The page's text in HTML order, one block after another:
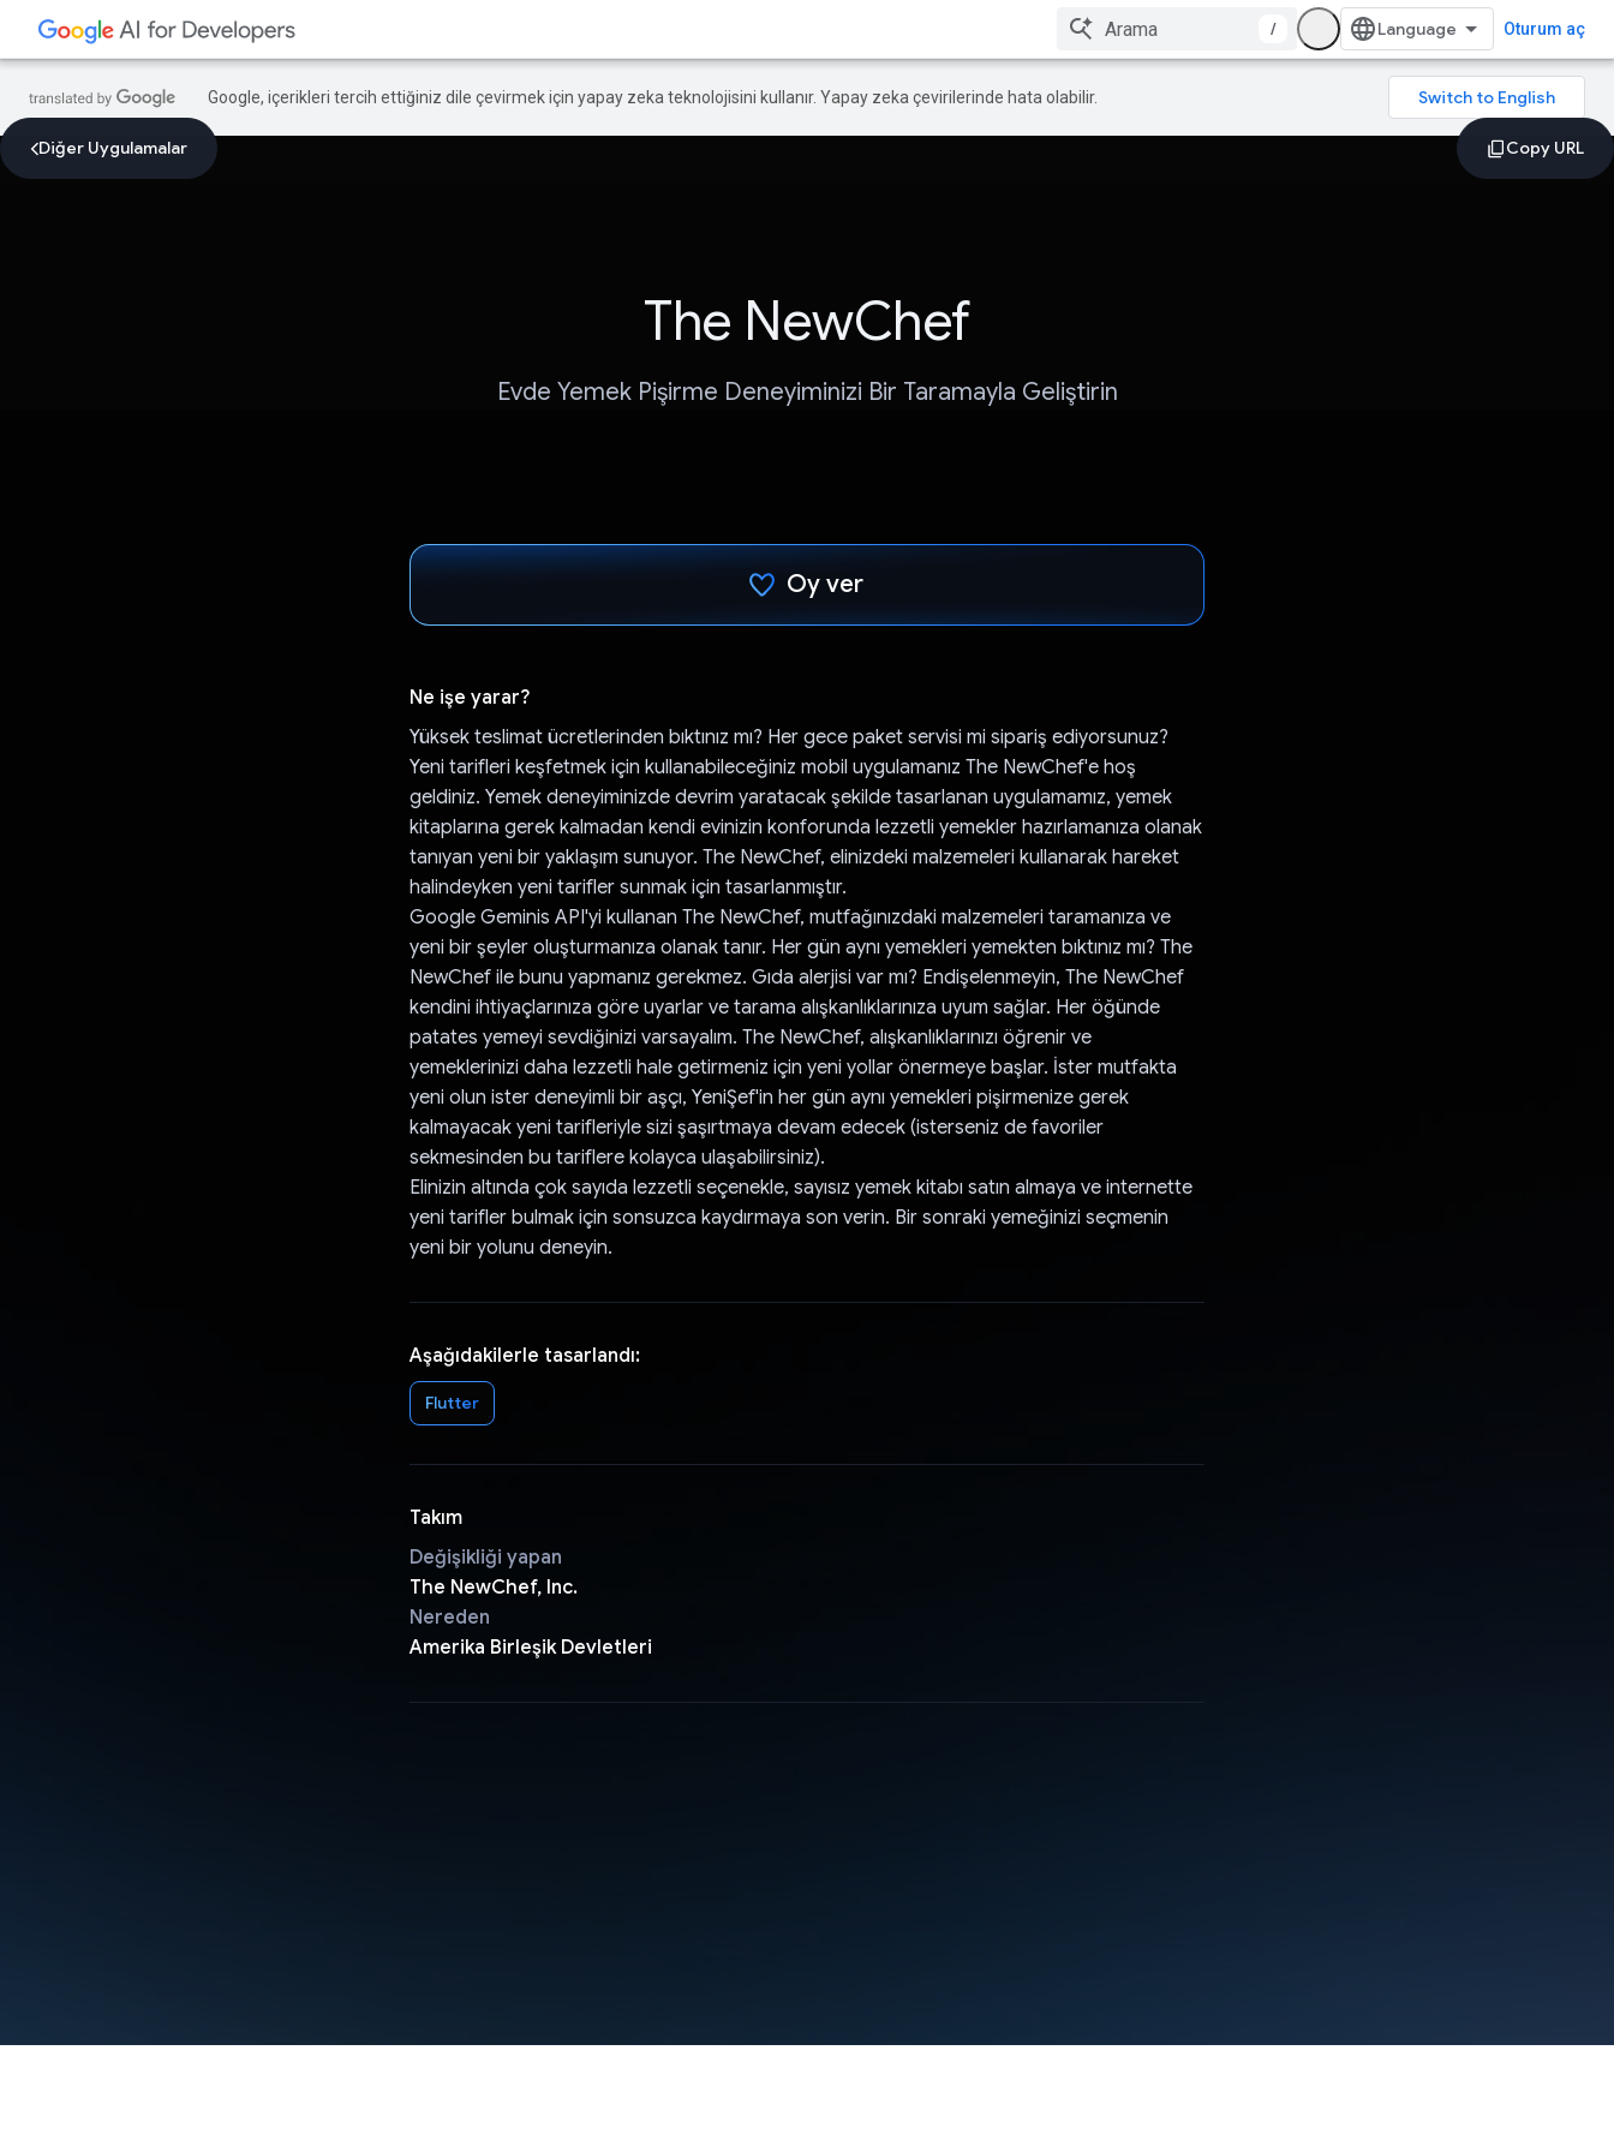
/ Oturum aç
Google, içerikleri tercih ettiğiniz dile çevirmek için yapay zeka teknolojisini kullanır. Yapay zeka çevirilerinde hata olabilir.
Diğer Uygulamalar
The NewChef
Evde Yemek Pişirme Deneyiminizi Bir Taramayla Geliştirin
Oy ver
Ne işe yarar?
Yüksek teslimat ücretlerinden bıktınız mı? Her gece paket servisi mi sipariş ediyorsunuz?
Yeni tarifleri keşfetmek için kullanabileceğiniz mobil uygulamanız The NewChef'e hoş
geldiniz. Yemek deneyiminizde devrim yaratacak şekilde tasarlanan uygulamamız, yemek
kitaplarına gerek kalmadan kendi evinizin konforunda lezzetli yemekler hazırlamanıza olanak
tanıyan yeni bir yaklaşım sunuyor. The NewChef, elinizdeki malzemeleri kullanarak hareket
halindeyken yeni tarifler sunmak için tasarlanmıştır.
Google Geminis API'yi kullanan The NewChef, mutfağınızdaki malzemeleri taramanıza ve
yeni bir şeyler oluşturmanıza olanak tanır. Her gün aynı yemekleri yemekten bıktınız mı? The
NewChef ile bunu yapmanız gerekmez. Gıda alerjisi var mı? Endişelenmeyin, The NewChef
kendini ihtiyaçlarınıza göre uyarlar ve tarama alışkanlıklarınıza uyum sağlar. Her öğünde
patates yemeyi sevdiğinizi varsayalım. The NewChef, alışkanlıklarınızı öğrenir ve
yemeklerinizi daha lezzetli hale getirmeniz için yeni yollar önermeye başlar. İster mutfakta
yeni olun ister deneyimli bir aşçı, YeniŞef'in her gün aynı yemekleri pişirmenize gerek
kalmayacak yeni tarifleriyle sizi şaşırtmaya devam edecek (isterseniz de favoriler
sekmesinden bu tariflere kolayca ulaşabilirsiniz).
Elinizin altında çok sayıda lezzetli seçenekle, sayısız yemek kitabı satın almaya ve internette
yeni tarifler bulmak için sonsuzca kaydırmaya son verin. Bir sonraki yemeğinizi seçmenin
yeni bir yolunu deneyin.
Aşağıdakilerle tasarlandı:
Flutter
Takım
Değişikliği yapan
The NewChef, Inc.
Nereden
Amerika Birleşik Devletleri